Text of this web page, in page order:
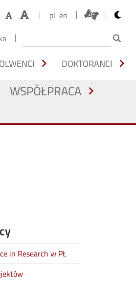
pl en opens
chevron_right DOKTORANCI chevron_right
WSPÓŁPRACA chevron_right
in Research w PŁ